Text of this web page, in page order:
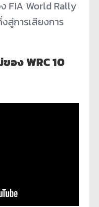
FIA World Rally
สู่การเสียงการ
อง WRC 10